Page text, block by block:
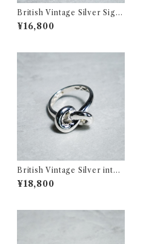
British Vintage Silver Sign
et Ring イギリス ヴィンテー
ジ シルバー シグネット リング
¥16,800
British Vintage Silver interl
ock Ring イギリス ヴィンテ
ージ シルバー インターロック
¥18,800